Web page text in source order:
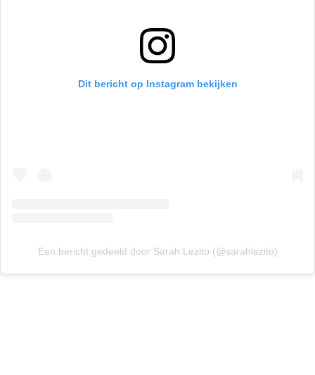
Dit bericht op Instagram bekijken
Een bericht gedeeld door Sarah Lezito (@sarahlezito)